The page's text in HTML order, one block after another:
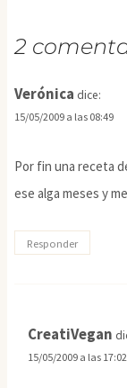
2
Verónica dice:
15/05/2009 a las 08:49
Por fin una receta
ese alga meses y
Responder
CreatiVegan
15/05/2009 a las 17:02